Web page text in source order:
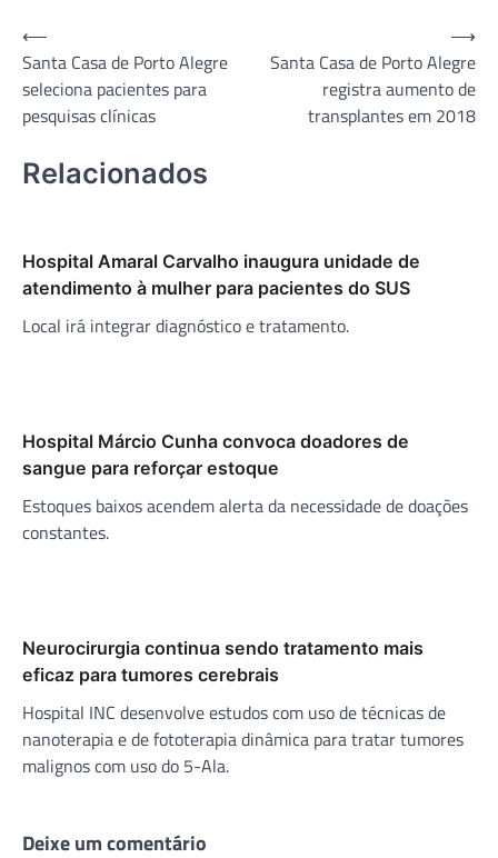
Navegação
de
Post
⟵
Santa Casa de Porto Alegre
seleciona pacientes para
pesquisas clínicas
Santa Casa de Porto Alegre
registra aumento de
transplantes em 2018
⟶
Relacionados
Hospital Amaral Carvalho inaugura unidade de
atendimento à mulher para pacientes do SUS
Local irá integrar diagnóstico e tratamento.
Hospital Márcio Cunha convoca doadores de
sangue para reforçar estoque
Estoques baixos acendem alerta da necessidade de doações
constantes.
Neurocirurgia continua sendo tratamento mais
eficaz para tumores cerebrais
Hospital INC desenvolve estudos com uso de técnicas de
nanoterapia e de fototerapia dinâmica para tratar tumores
malignos com uso do 5-Ala.
Deixe um comentário